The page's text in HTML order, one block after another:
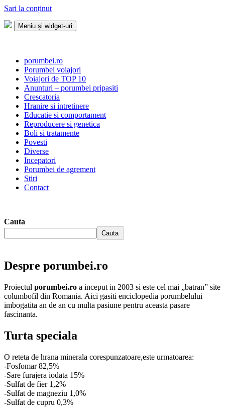
Sari la conținut
Meniu și widget-uri
porumbei.ro
Porumbei voiajori
Voiajori de TOP 10
Anunturi – porumbei pripasiti
Crescatoria
Hranire si intretinere
Educatie si comportament
Reproducere si genetica
Boli si tratamente
Povesti
Diverse
Incepatori
Porumbei de agrement
Stiri
Contact
Cauta
Cauta
Despre porumbei.ro
Proiectul porumbei.ro a inceput in 2003 si este cel mai „batran” site
columbofil din Romania. Aici gasiti enciclopedia porumbelului
imbogatita an de an cu multa pasiune pentru aceasta pasare
fascinanta.
Turta speciala
O reteta de hrana minerala corespunzatoare,este urmatoarea:
-Fosfomar 82,5%
-Sare furajera iodata 15%
-Sulfat de fier 1,2%
-Sulfat de magneziu 1,0%
-Sulfat de cupru 0,3%